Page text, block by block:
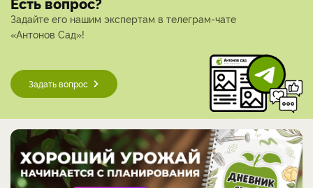
Задайте его нашим экспертам в телеграм-чате
«Антонов Сад»!
Задать вопрос